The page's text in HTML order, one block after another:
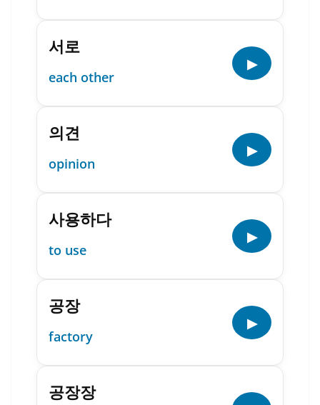
서로
each other
▶
의견
opinion
▶
사용하다
to use
▶
공장
factory
▶
공장장